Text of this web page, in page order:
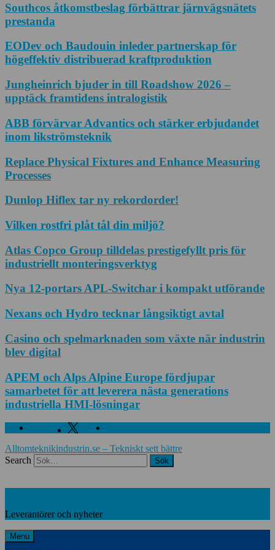
Southcos åtkomstbeslag förbättrar järnvägsnätets
prestanda
EODev och Baudouin inleder partnerskap för
högeffektiv distribuerad kraftproduktion
Jungheinrich bjuder in till Roadshow 2026 –
upptäck framtidens intralogistik
ABB förvärvar Advantics och stärker erbjudandet
inom likströmsteknik
Replace Physical Fixtures and Enhance Measuring
Processes
Dunlop Hiflex tar ny rekordorder!
Vilken rostfri plåt tål din miljö?
Atlas Copco Group tilldelas prestigefyllt pris för
industriellt monteringsverktyg
Nya 12-portars APL-Switchar i kompakt utförande
Nexans och Hydro tecknar långsiktigt avtal
Casino och spelmarknaden som växte när industrin
blev digital
APEM och Alps Alpine Europe fördjupar
samarbetet för att leverera nästa generations
industriella HMI-lösningar
Facebook Twitter
Alltomteknikindustrin.se – Tekniskt sett bättre
Search
Leverantörer och nyheter
Menu